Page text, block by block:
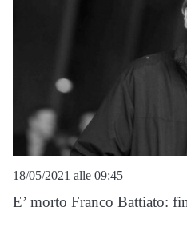
18/05/2021 alle 09:45
E’ morto Franco Battiato: